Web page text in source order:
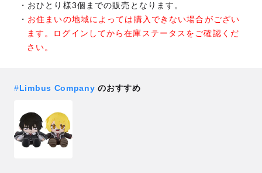
おひとり様3個までの販売となります。
お住まいの地域によっては購入できない場合がござい
ます。ログインしてから在庫ステータスをご確認くだ
さい。
#Limbus Company のおすすめ